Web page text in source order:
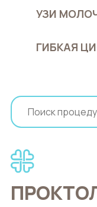
УЗИ
ГИБКАЯ